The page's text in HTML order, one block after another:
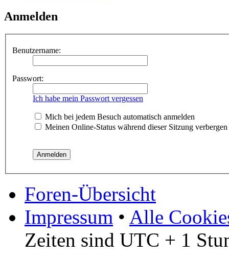
Anmelden
Benutzername:
Passwort:
Ich habe mein Passwort vergessen
Mich bei jedem Besuch automatisch anmelden
Meinen Online-Status während dieser Sitzung verbergen
Foren-Übersicht
Impressum • Alle
Zeiten sind UTC + 1